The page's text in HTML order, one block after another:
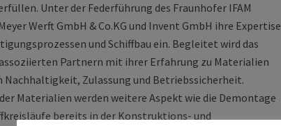
Unter der Federführung des Fraunhofer IFAM
Werft GmbH & Co.KG und Invent GmbH ihre Expertise
und Schiffbau ein. Begleitet wird das
Partnern mit ihrer Erfahrung zu Materialien
Nachhaltigkeit, Zulassung und Betriebssicherheit.
Materialien werden weitere Aspekt wie die Demontage
bereits in der Konstruktions- und